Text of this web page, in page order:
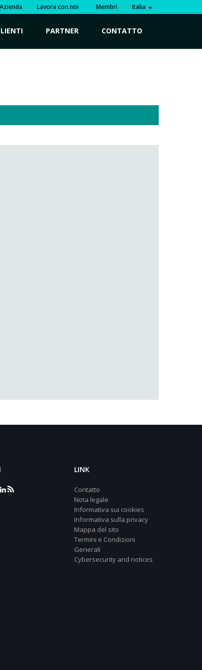
Azienda Lavora con noi Membri Italia
PARTNER CONTATTO
LINK
Contatto
Nota legale
Informativa sui cookies
Informativa sulla privacy
Mappa del sito
Termini e Condizioni
Generali
Cybersecurity and notices